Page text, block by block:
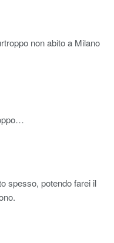
non abito a Milano
spesso, potendo farei il